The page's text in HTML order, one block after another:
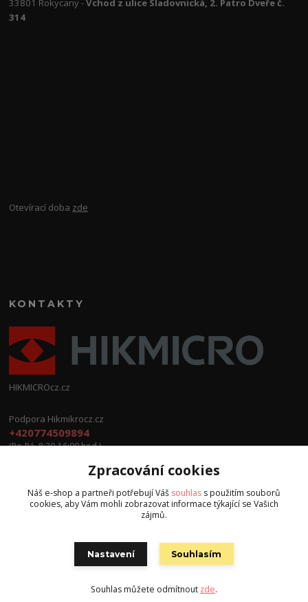
33801 Rokycany -Vchod z ulice Sladovnická, 2. Patro Dveře č.
314
Otevírací doba zde
KONTAKTY
HIKMICROcz.cz
Podpora Hikmikrocz.cz
+420774509894
(Po-Pá, 8:30-16:00 hod.)
info@hikmicrocz.cz
Zpracování cookies
Náš e-shop a partneři potřebují Váš souhlas s použitím souborů
cookies, aby Vám mohli zobrazovat informace týkající se Vašich
zájmů.
Nastavení Souhlasím
Souhlas můžete odmítnout zde.